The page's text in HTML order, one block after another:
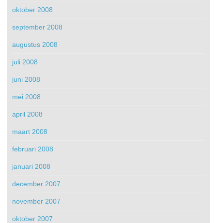
oktober 2008
september 2008
augustus 2008
juli 2008
juni 2008
mei 2008
april 2008
maart 2008
februari 2008
januari 2008
december 2007
november 2007
oktober 2007